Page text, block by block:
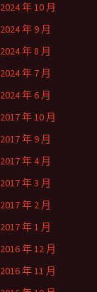
2024 年 10 月
2024 年 9 月
2024 年 8 月
2024 年 7 月
2024 年 6 月
2017 年 10 月
2017 年 9 月
2017 年 4 月
2017 年 3 月
2017 年 2 月
2017 年 1 月
2016 年 12 月
2016 年 11 月